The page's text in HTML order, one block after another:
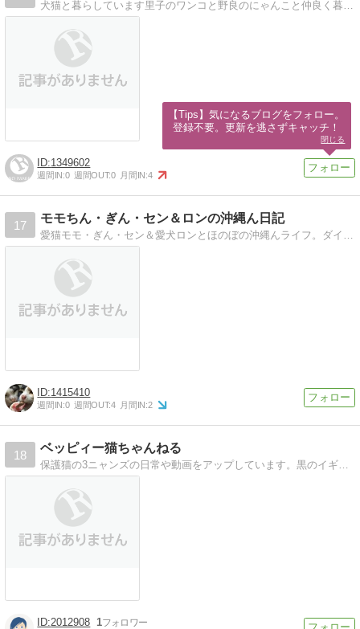
1349602
週間IN:0 週間OUT:0 月間IN:4
17
モモちん・ぎん・セン＆ロンの沖縄ん日記
1415410
週間IN:0 週間OUT:4 月間IN:2
18
ベッピィー猫ちゃんねる
保護猫の3ニャンズの日常や動画をアップしています。黒のイギーくん、紅鼻タキシードのベニーちゃん、黒鼻タキシードのポップちゃんの３兄妹がお届けします。
2012908 1
【Tips】気になるブログをフォロー。
登録不要。更新を逃さずキャッチ！
閉じる